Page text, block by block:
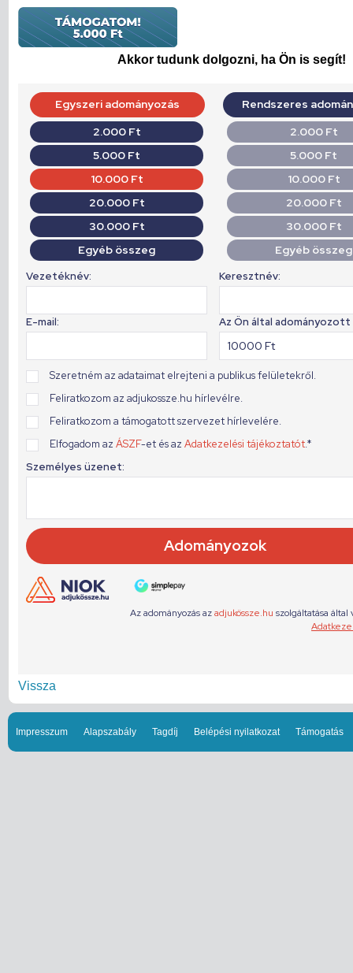
Akkor tudunk dolgozni, ha Ön is segít!
Vissza
Impresszum Alapszabály Tagdíj Belépési nyilatkozat Támogatás